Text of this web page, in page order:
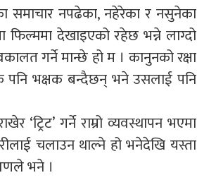
समाचार नपढेका, नहेरेका र नसुनेका
फिल्ममा देखाइएको रहेछ भन्ने लाग्दो
गर्ने मान्छे हो म । कानुनको रक्षा
पनि भक्षक बन्दैछन् भने उसलाई पनि
‘ट्रिट’ गर्ने राम्रो व्यवस्थापन भएमा
चलाउन थाल्ने हो भनेदेखि यस्ता
भने ।